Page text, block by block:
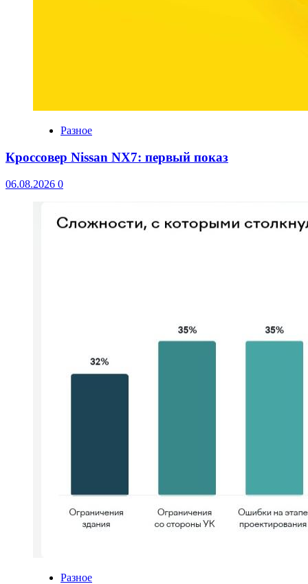
Разное
Кроссовер Nissan NX7: первый показ
06.08.2026 0
Разное